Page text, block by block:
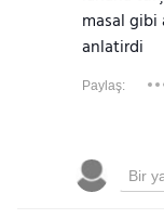
masal gibi
anlatirdi
Paylaş: